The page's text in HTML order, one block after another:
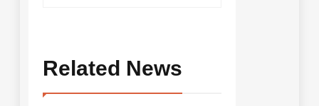
Related News